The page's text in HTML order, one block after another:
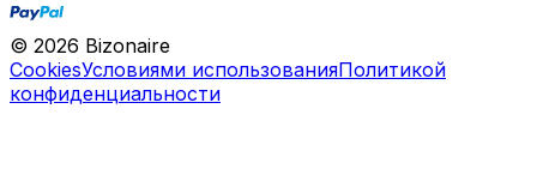
© 2026 Bizonaire
CookiesУсловиями использованияПолитикой
конфиденциальности